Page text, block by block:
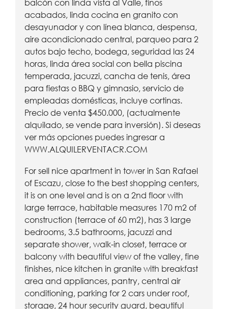
balcón con linda vista al Valle, finos
acabados, linda cocina en granito con
desayunador y con línea blanca, despensa,
aire acondicionado central, parqueo para 2
autos bajo techo, bodega, seguridad las 24
horas, linda área social con bella piscina
temperada, jacuzzi, cancha de tenis, área
para fiestas o BBQ y gimnasio, servicio de
empleadas domésticas, incluye cortinas.
Precio de venta $450.000, (actualmente
alquilado, se vende para inversión). Si deseas
ver más opciones puedes ingresar a
WWW.ALQUILERVENTACR.COM
For sell nice apartment in tower in San Rafael
of Escazu, close to the best shopping centers,
it is on one level and is on a 2nd floor with
large terrace, habitable measures 170 m2 of
construction (terrace of 60 m2), has 3 large
bedrooms, 3.5 bathrooms, jacuzzi and
separate shower, walk-in closet, terrace or
balcony with beautiful view of the valley, fine
finishes, nice kitchen in granite with breakfast
area and appliances, pantry, central air
conditioning, parking for 2 cars under roof,
storage, 24 hour security guard, beautiful